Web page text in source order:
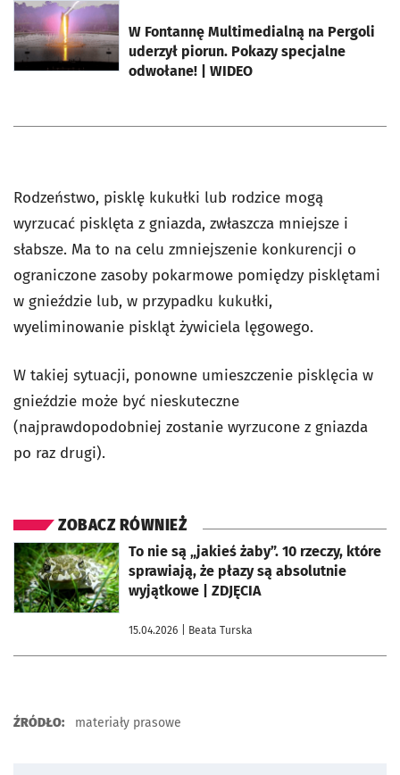
W Fontannę Multimedialną na Pergoli
uderzył piorun. Pokazy specjalne
odwołane! | WIDEO
otworzy się w nowej karcie
Rodzeństwo, pisklę kukułki lub rodzice mogą
wyrzucać pisklęta z gniazda, zwłaszcza mniejsze i
słabsze. Ma to na celu zmniejszenie konkurencji o
ograniczone zasoby pokarmowe pomiędzy pisklętami
w gnieździe lub, w przypadku kukułki,
wyeliminowanie piskląt żywiciela lęgowego.
W takiej sytuacji, ponowne umieszczenie pisklęcia w
gnieździe może być nieskuteczne
(najprawdopodobniej zostanie wyrzucone z gniazda
po raz drugi).
ZOBACZ RÓWNIEŻ
To nie są „jakieś żaby”. 10 rzeczy, które
sprawiają, że płazy są absolutnie
wyjątkowe | ZDJĘCIA
15.04.2026 | Beata Turska
otworzy się w nowej karcie
ŹRÓDŁO: materiały prasowe